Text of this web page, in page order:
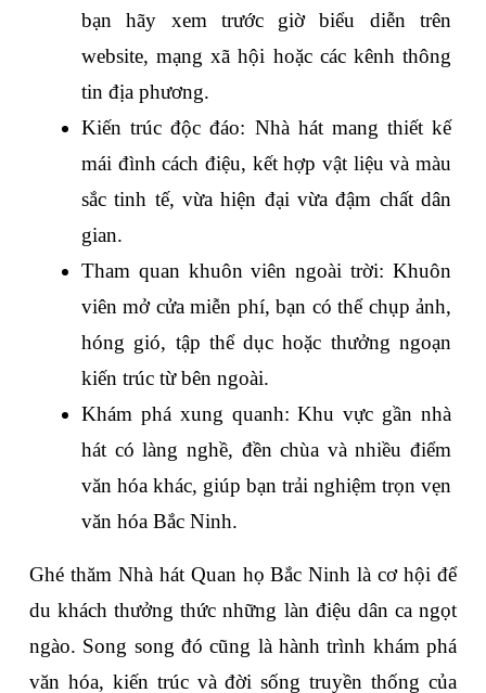
bạn hãy xem trước giờ biểu diễn trên
website, mạng xã hội hoặc các kênh thông
tin địa phương.
Kiến trúc độc đáo: Nhà hát mang thiết kế
mái đình cách điệu, kết hợp vật liệu và màu
sắc tinh tế, vừa hiện đại vừa đậm chất dân
gian.
Tham quan khuôn viên ngoài trời: Khuôn
viên mở cửa miễn phí, bạn có thể chụp ảnh,
hóng gió, tập thể dục hoặc thưởng ngoạn
kiến trúc từ bên ngoài.
Khám phá xung quanh: Khu vực gần nhà
hát có làng nghề, đền chùa và nhiều điểm
văn hóa khác, giúp bạn trải nghiệm trọn vẹn
văn hóa Bắc Ninh.
Ghé thăm Nhà hát Quan họ Bắc Ninh là cơ hội để
du khách thưởng thức những làn điệu dân ca ngọt
ngào. Song song đó cũng là hành trình khám phá
văn hóa, kiến trúc và đời sống truyền thống của